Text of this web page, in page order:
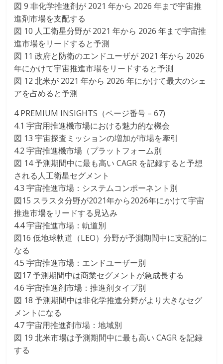
図 9 非化学推進剤が 2021 年から 2026 年まで宇宙推
進剤市場を支配する
図 10 人工衛星分野が 2021 年から 2026 年まで宇宙推
進市場をリードすると予測
図 11 政府と防衛のエンドユーザが 2021 年から 2026
年にかけて宇宙推進市場をリードすると予測
図 12 北米が 2021 年から 2026 年にかけて最大のシェ
アを占めると予測
4 PREMIUM INSIGHTS（ページ番号 – 67)
4.1 宇宙用推進機市場における魅力的な機会
図 13 宇宙探査ミッションの増加が市場を牽引
4.2 宇宙推進機市場（プラットフォーム別
図 14 予測期間中に最も高い CAGR を記録すると予想
される人工衛星セグメント
4.3 宇宙推進市場：システムコンポーネント別
図15 スラスタ分野が2021年から2026年にかけて宇宙
推進市場をリードする見込み
4.4 宇宙推進市場：軌道別
図16 低地球軌道（LEO）分野が予測期間中に支配的に
なる
4.5 宇宙推進市場：エンドユーザー別
図17 予測期間中は商業セグメントが急成長する
4.6 宇宙推進剤市場：推進剤タイプ別
図 18 予測期間中は非化学推進分野がより大きなセグ
メントになる
4.7 宇宙用推進剤市場：地域別
図 19 北米市場は予測期間中に最も高い CAGR を記録
する